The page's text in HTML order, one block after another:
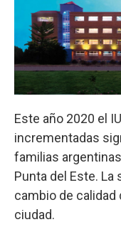
Este año 2020 el
incrementadas
familias
Punta del Este. La
cambio de calidad
ciudad.